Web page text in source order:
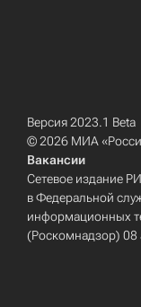
Версия 2023.1 Beta
© 2026 МИА
Вакансии
Сетевое издание
в Федеральной
информационных
(Роскомнадзор) 08